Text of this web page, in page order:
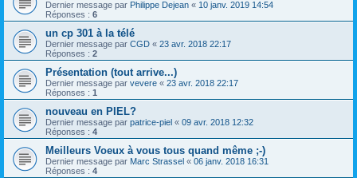
Dernier message par Philippe Dejean « 10 janv. 2019 14:54
Réponses : 6
un cp 301 à la télé
Dernier message par CGD « 23 avr. 2018 22:17
Réponses : 2
Présentation (tout arrive...)
Dernier message par vevere « 23 avr. 2018 22:17
Réponses : 1
nouveau en PIEL?
Dernier message par patrice-piel « 09 avr. 2018 12:32
Réponses : 4
Meilleurs Voeux à vous tous quand même ;-)
Dernier message par Marc Strassel « 06 janv. 2018 16:31
Réponses : 4